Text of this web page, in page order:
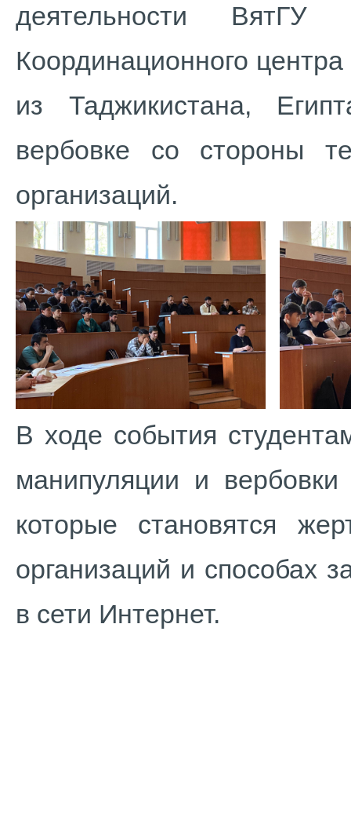
деятельности ВятГУ
Координационного
из Таджикистана,
вербовке со стороны
организаций.
В ходе события
манипуляции и
которые становятся
организаций и способах
в сети Интернет.